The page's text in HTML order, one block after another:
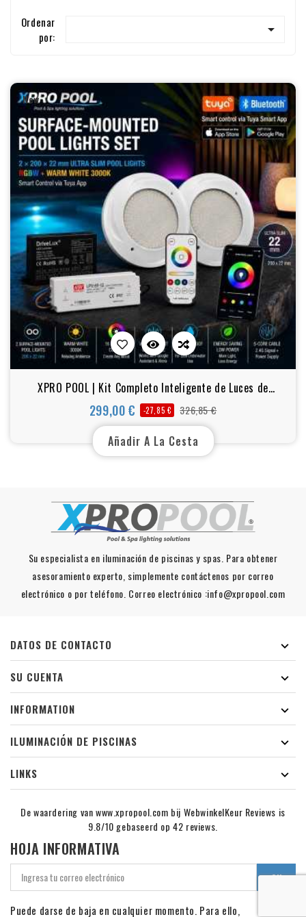
Ordenar
por:

New
XPRO POOL | Kit Completo Inteligente de Luces de
Piscina de Superficie RGBW + Blanco Cálido | 2 × 220 ×
22 mm
299,00 €
Precio
base
-27,85 € 326,85 €
Precio
Añadir A La Cesta
Su especialista en iluminación de piscinas y spas. Para obtener
asesoramiento experto, simplemente contáctenos por correo
electrónico o por teléfono. Correo electrónico :info@xpropool.com
DATOS DE CONTACTO

SU CUENTA

INFORMATION

ILUMINACIÓN DE PISCINAS

LINKS

De waardering van www.xpropool.com bij WebwinkelKeur Reviews is
9.8/10 gebaseerd op 42 reviews.
HOJA INFORMATIVA
Puede darse de baja en cualquier momento. Para ello,